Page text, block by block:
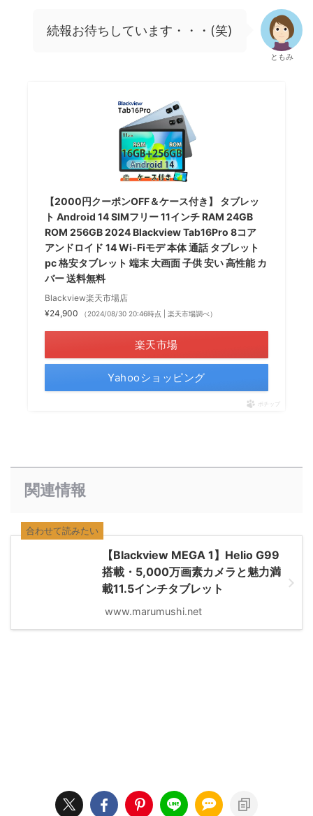
続報お待ちしています・・・(笑)
ともみ
【2000円クーポンOFF＆ケース付き】 タブレッ
ト Android 14 SIMフリー 11インチ RAM 24GB
ROM 256GB 2024 Blackview Tab16Pro 8コア
アンドロイド 14 Wi-Fiモデ 本体 通話 タブレット
pc 格安タブレット 端末 大画面 子供 安い 高性能 カ
バー 送料無料
Blackview楽天市場店
¥24,900
（2024/08/30 20:46時点 | 楽天市場調べ）
楽天市場
Yahooショッピング
ポチップ
関連情報
【Blackview MEGA 1】Helio G99
搭載・5,000万画素カメラと魅力満
載11.5インチタブレット
www.marumushi.net
合わせて読みたい